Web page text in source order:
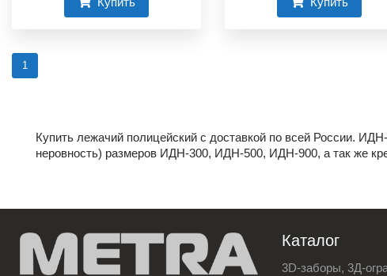
1
Купить лежачий полицейский с доставкой по всей России.
неровность) размеров ИДН-300, ИДН-500, ИДН-900, а так же
Каталог
3D-заборы, 3Д-